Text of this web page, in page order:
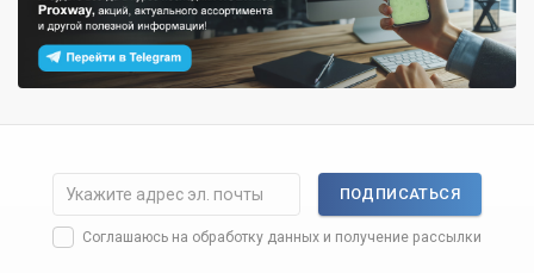
ПОДПИСАТЬСЯ
Соглашаюсь на обработку данных и получение рассылки